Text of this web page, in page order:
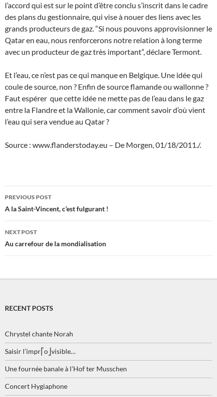
l’accord qui est sur le point d’être conclu s’inscrit dans le cadre
des plans du gestionnaire, qui vise à nouer des liens avec les
grands producteurs de gaz. “Si nous pouvons approvisionner le
Qatar en eau, nous renforcerons notre relation à long terme
avec un producteur de gaz très important”, déclare Termont.
Et l’eau, ce n’est pas ce qui manque en Belgique. Une idée qui
coule de source, non ? Enfin de source flamande ou wallonne ?
Faut espérer que cette idée ne mette pas de l’eau dans le gaz
entre la Flandre et la Wallonie, car comment savoir d’où vient
l’eau qui sera vendue au Qatar ?
Source : www.flanderstoday.eu – De Morgen, 01/18/2011./.
Post
navigation
PREVIOUS POST
A la Saint-Vincent, c’est fulgurant !
NEXT POST
Au carrefour de la mondialisation
RECENT POSTS
Chrystel chante Norah
Saisir l’impr⎡o⎦visible…
Une fournée banale à l’Hof ter Musschen
Concert Hygiaphone